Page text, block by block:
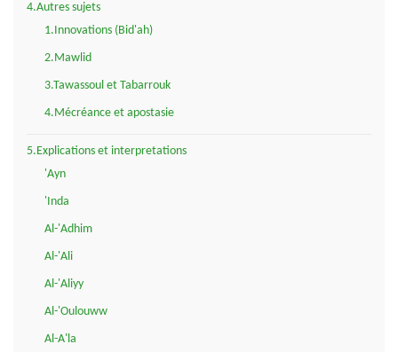
4.Autres sujets
1.Innovations (Bid'ah)
2.Mawlid
3.Tawassoul et Tabarrouk
4.Mécréance et apostasie
5.Explications et interpretations
'Ayn
'Inda
Al-'Adhim
Al-'Ali
Al-'Aliyy
Al-'Oulouww
Al-A'la